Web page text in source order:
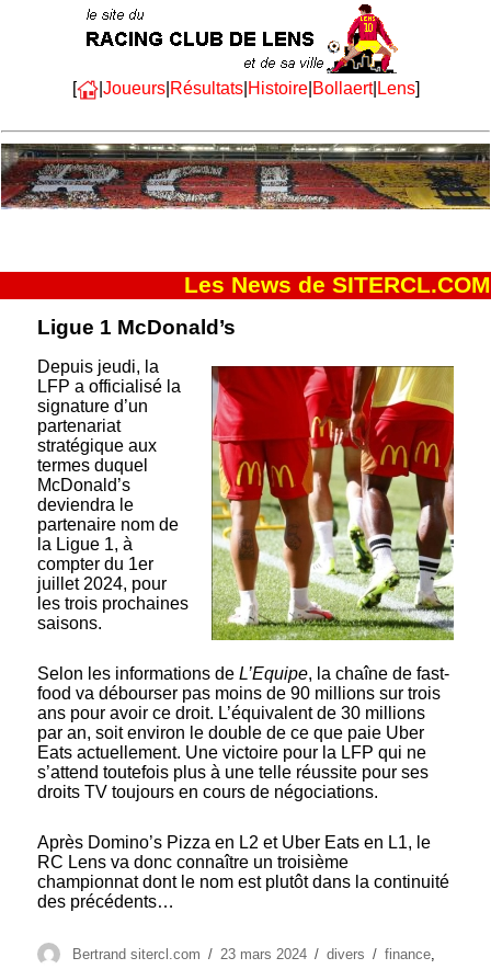
[ | Joueurs| Résultats| Histoire| Bollaert| Lens]
Les News de SITERCL.COM
Ligue 1 McDonald’s
Depuis jeudi, la
LFP a officialisé la
signature d’un
partenariat
stratégique aux
termes duquel
McDonald’s
deviendra le
partenaire nom de
la Ligue 1, à
compter du 1er
juillet 2024, pour
les trois prochaines
saisons.
Selon les informations de L’Equipe, la chaîne de fast-
food va débourser pas moins de 90 millions sur trois
ans pour avoir ce droit. L’équivalent de 30 millions
par an, soit environ le double de ce que paie Uber
Eats actuellement. Une victoire pour la LFP qui ne
s’attend toutefois plus à une telle réussite pour ses
droits TV toujours en cours de négociations.
Après Domino’s Pizza en L2 et Uber Eats en L1, le
RC Lens va donc connaître un troisième
championnat dont le nom est plutôt dans la continuité
des précédents…
Auteur
Bertrand sitercl.com
Publié
23 mars 2024 Catégories
divers Étiquettes
finance